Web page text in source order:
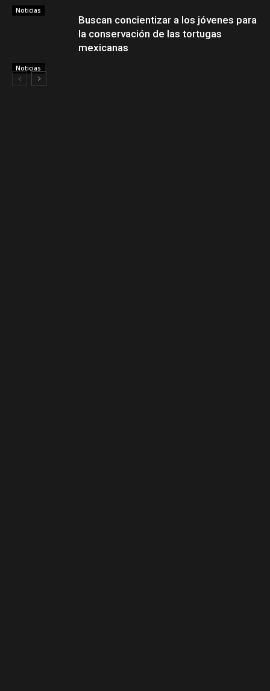
Noticias
Noticias
Buscan concientizar a los jóvenes para
la conservación de las tortugas
mexicanas